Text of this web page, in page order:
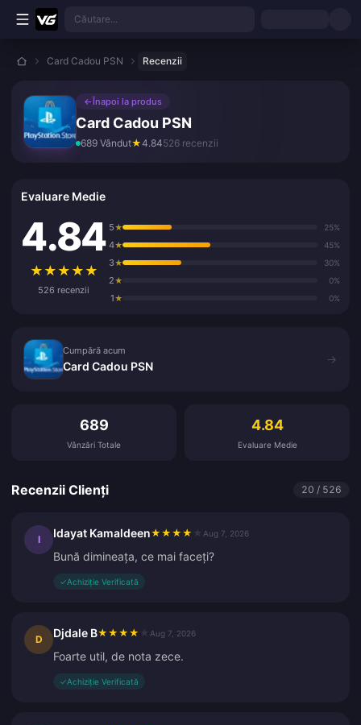
Treci la conținutul principal
Căutare...
Card Cadou PSN Recenzii
← Înapoi la produs
Card Cadou PSN
689 Vândut★4.84526 recenzii
Evaluare Medie
4.84
★ ★ ★ ★ ★
526 recenzii
5★ 25%
4★ 45%
3★ 30%
2★ 0%
1★ 0%
Cumpără acum
Card Cadou PSN
→
689
Vânzări Totale
4.84
Evaluare Medie
Recenzii Clienți 20 / 526
I Idayat Kamaldeen★ ★ ★ ★ Aug 7, 2026
Bună dimineața, ce mai faceți?
✓Achiziție Verificată
D Djdale B★ ★ ★ ★ Aug 7, 2026
Foarte util, de nota zece.
✓Achiziție Verificată